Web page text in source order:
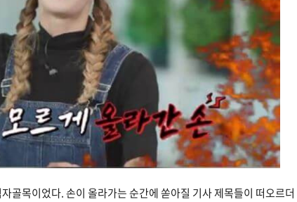
골목이었다. 손이 올라가는 순간에 쏟아질 기사 제목들이 떠오르더